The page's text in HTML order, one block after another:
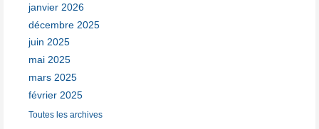
janvier 2026
décembre 2025
juin 2025
mai 2025
mars 2025
février 2025
Toutes les archives